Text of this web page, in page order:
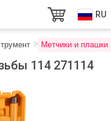
RU
Метчики и плашки
114 271114